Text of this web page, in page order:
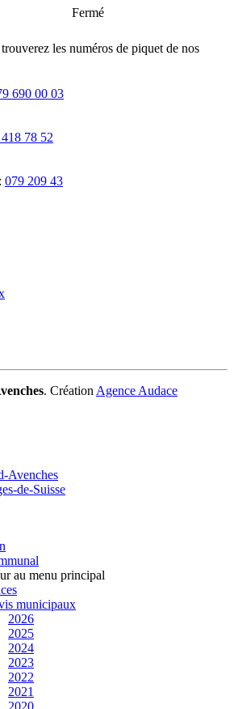
Fermé
les numéros de piquet de nos
690 00 03
78 52
079 209 43
. Création Agence Audace
au menu principal
municipaux
2026
2025
2024
2023
2022
2021
2020